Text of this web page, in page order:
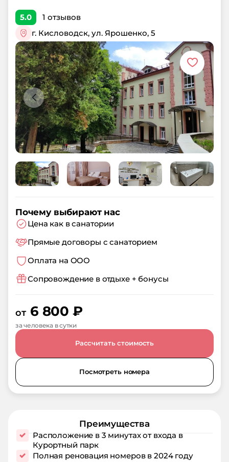
5.0 1 отзывов
г. Кисловодск, ул. Ярошенко, 5
Почему выбирают нас
Цена как в санатории
Прямые договоры с санаторием
Оплата на ООО
Сопровождение в отдыхе + бонусы
от 6 800 ₽
за человека в сутки
Рассчитать стоимость
Посмотреть номера
Преимущества
Расположение в 3 минутах от входа в
Курортный парк
Полная реновация номеров в 2024 году